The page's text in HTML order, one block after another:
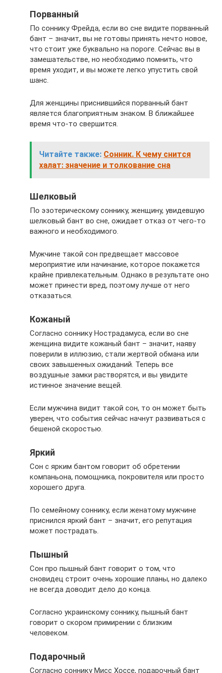
Порванный
По соннику Фрейда, если во сне видите порванный
бант – значит, вы не готовы принять нечто новое,
что стоит уже буквально на пороге. Сейчас вы в
замешательстве, но необходимо помнить, что
время уходит, и вы можете легко упустить свой
шанс.
Для женщины приснившийся порванный бант
является благоприятным знаком. В ближайшее
время что-то свершится.
Читайте также: Сонник. К чему снится
халат: значение и толкование сна
Шелковый
По эзотерическому соннику, женщину, увидевшую
шелковый бант во сне, ожидает отказ от чего-то
важного и необходимого.
Мужчине такой сон предвещает массовое
мероприятие или начинание, которое покажется
крайне привлекательным. Однако в результате оно
может принести вред, поэтому лучше от него
отказаться.
Кожаный
Согласно соннику Нострадамуса, если во сне
женщина видите кожаный бант – значит, наяву
поверили в иллюзию, стали жертвой обмана или
своих завышенных ожиданий. Теперь все
воздушные замки растворятся, и вы увидите
истинное значение вещей.
Если мужчина видит такой сон, то он может быть
уверен, что события сейчас начнут развиваться с
бешеной скоростью.
Яркий
Сон с ярким бантом говорит об обретении
компаньона, помощника, покровителя или просто
хорошего друга.
По семейному соннику, если женатому мужчине
приснился яркий бант – значит, его репутация
может пострадать.
Пышный
Сон про пышный бант говорит о том, что
сновидец строит очень хорошие планы, но далеко
не всегда доводит дело до конца.
Согласно украинскому соннику, пышный бант
говорит о скором примирении с близким
человеком.
Подарочный
Согласно соннику Мисс Хоссе, подарочный бант